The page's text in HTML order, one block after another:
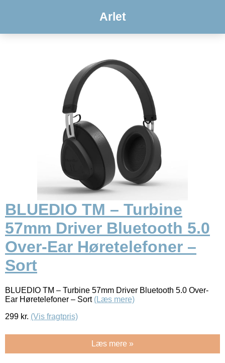
Arlet
BLUEDIO TM – Turbine
57mm Driver Bluetooth 5.0
Over-Ear Høretelefoner –
Sort
BLUEDIO TM – Turbine 57mm Driver Bluetooth 5.0 Over-
Ear Høretelefoner – Sort (Læs mere)
299 kr. (Vis fragtpris)
Læs mere »